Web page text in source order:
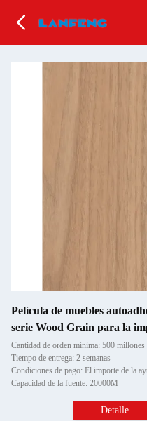
Película de muebles
serie Wood Grain para la
Cantidad de orden mínima: 500 millones
Tiempo de entrega: 2 semanas
Capacidad de la fuente: 20000M
Detalle